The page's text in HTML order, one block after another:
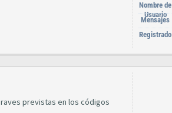
Nombre de
Usuario
Mensajes
Registrado
previstas en los códigos